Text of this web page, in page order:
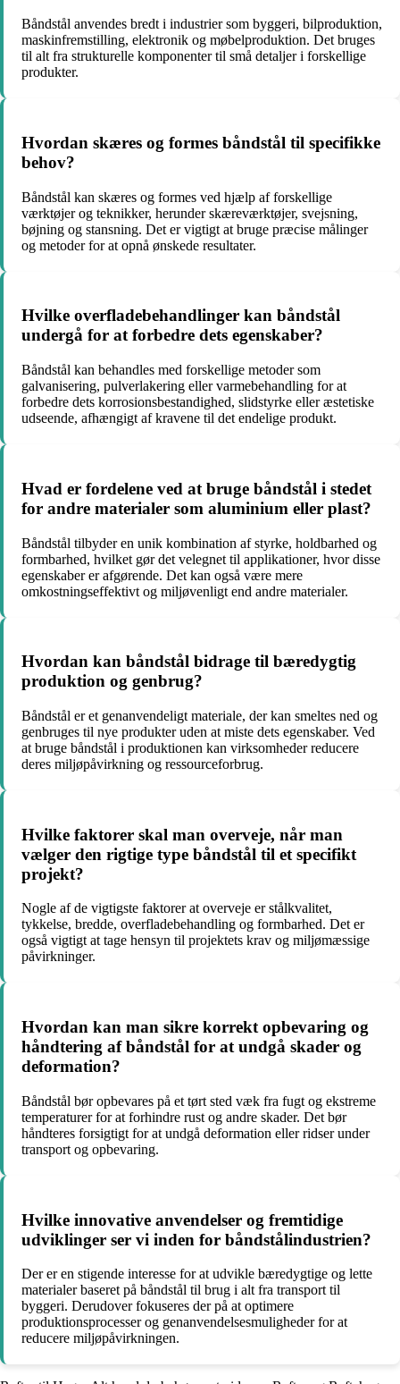
Båndstål anvendes bredt i industrier som byggeri, bilproduktion,
maskinfremstilling, elektronik og møbelproduktion. Det bruges
til alt fra strukturelle komponenter til små detaljer i forskellige
produkter.
Hvordan skæres og formes båndstål til specifikke
behov?
Båndstål kan skæres og formes ved hjælp af forskellige
værktøjer og teknikker, herunder skæreværktøjer, svejsning,
bøjning og stansning. Det er vigtigt at bruge præcise målinger
og metoder for at opnå ønskede resultater.
Hvilke overfladebehandlinger kan båndstål
undergå for at forbedre dets egenskaber?
Båndstål kan behandles med forskellige metoder som
galvanisering, pulverlakering eller varmebehandling for at
forbedre dets korrosionsbestandighed, slidstyrke eller æstetiske
udseende, afhængigt af kravene til det endelige produkt.
Hvad er fordelene ved at bruge båndstål i stedet
for andre materialer som aluminium eller plast?
Båndstål tilbyder en unik kombination af styrke, holdbarhed og
formbarhed, hvilket gør det velegnet til applikationer, hvor disse
egenskaber er afgørende. Det kan også være mere
omkostningseffektivt og miljøvenligt end andre materialer.
Hvordan kan båndstål bidrage til bæredygtig
produktion og genbrug?
Båndstål er et genanvendeligt materiale, der kan smeltes ned og
genbruges til nye produkter uden at miste dets egenskaber. Ved
at bruge båndstål i produktionen kan virksomheder reducere
deres miljøpåvirkning og ressourceforbrug.
Hvilke faktorer skal man overveje, når man
vælger den rigtige type båndstål til et specifikt
projekt?
Nogle af de vigtigste faktorer at overveje er stålkvalitet,
tykkelse, bredde, overfladebehandling og formbarhed. Det er
også vigtigt at tage hensyn til projektets krav og miljømæssige
påvirkninger.
Hvordan kan man sikre korrekt opbevaring og
håndtering af båndstål for at undgå skader og
deformation?
Båndstål bør opbevares på et tørt sted væk fra fugt og ekstreme
temperaturer for at forhindre rust og andre skader. Det bør
håndteres forsigtigt for at undgå deformation eller ridser under
transport og opbevaring.
Hvilke innovative anvendelser og fremtidige
udviklinger ser vi inden for båndstålindustrien?
Der er en stigende interesse for at udvikle bæredygtige og lette
materialer baseret på båndstål til brug i alt fra transport til
byggeri. Derudover fokuseres der på at optimere
produktionsprocesser og genanvendelsesmuligheder for at
reducere miljøpåvirkningen.